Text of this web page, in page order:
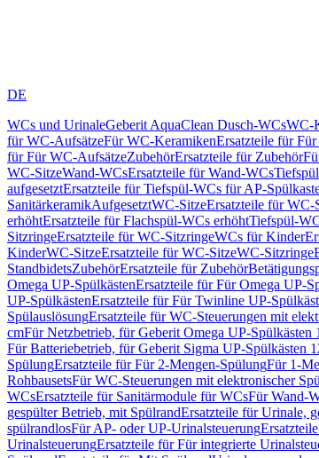
DE
WCs und UrinaleGeberit AquaClean Dusch-WCsWC-
für WC-AufsätzeFür WC-KeramikenErsatzteile für
für Für WC-AufsätzeZubehörErsatzteile für Zubehör
WC-SitzeWand-WCsErsatzteile für Wand-WCs
aufgesetztErsatzteile für Tiefspül-WCs für AP-
SanitärkeramikAufgesetztWC-SitzeErsatzteile für WC-
erhöhtErsatzteile für Flachspül-WCs erhöhtTiefspül-
SitzringeErsatzteile für WC-SitzringeWCs für Kinder
KinderWC-SitzeErsatzteile für WC-SitzeWC-Sitzringe
StandbidetsZubehörErsatzteile für Zubehör
Omega UP-SpülkästenErsatzteile für Für Omega UP-
UP-SpülkästenErsatzteile für Für Twinline UP-
SpülauslösungErsatzteile für WC-Steuerungen mit
cmFür Netzbetrieb, für Geberit Omega UP-Spülkästen
Für Batteriebetrieb, für Geberit Sigma UP-Spülkästen
SpülungErsatzteile für Für 2-Mengen-SpülungFür 1-
RohbausetsFür WC-Steuerungen mit elektronischer
WCsErsatzteile für Sanitärmodule für WCsFür Wand-
gespülter Betrieb, mit SpülrandErsatzteile für Urinale,
spülrandlosFür AP- oder UP-Urinalsteuerung
UrinalsteuerungErsatzteile für Für integrierte